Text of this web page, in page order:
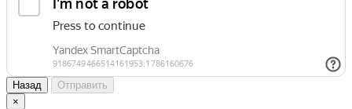
Назад
Отправить
×